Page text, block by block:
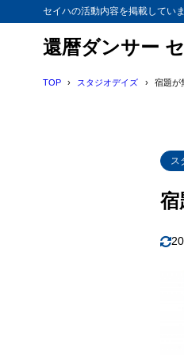
セイハの活動内容を掲載していま
還暦ダンサー
TOP スタジオデイズ 宿題が
ス
宿